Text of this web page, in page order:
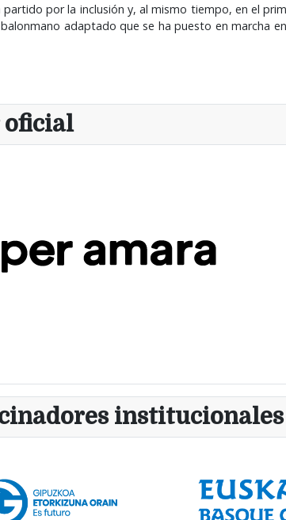
por la inclusión y, al mismo tiempo, en el
adaptado que se ha puesto en marcha
oficial
institucionales